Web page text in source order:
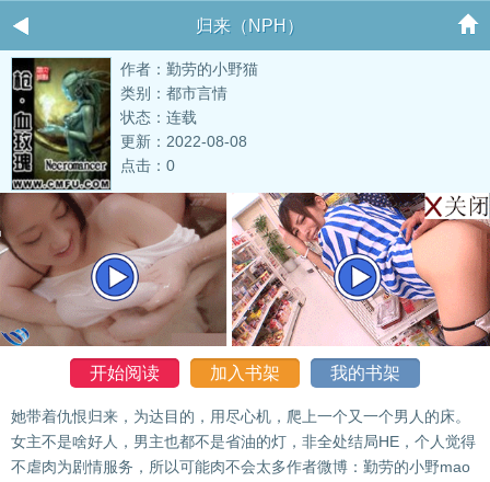
归来（NPH）
作者：勤劳的小野猫
类别：都市言情
状态：连载
更新：2022-08-08
点击：0
开始阅读 加入书架 我的书架
她带着仇恨归来，为达目的，用尽心机，爬上一个又一个男人的床。
女主不是啥好人，男主也都不是省油的灯，非全处结局HE，个人觉得
不虐肉为剧情服务，所以可能肉不会太多作者微博：勤劳的小野mao